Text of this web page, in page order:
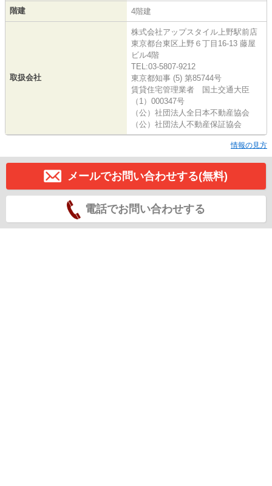
階建 4階建
取扱会社
株式会社アップスタイル上野駅前店
東京都台東区上野６丁目16-13 藤屋
ビル4階
TEL:03-5807-9212
東京都知事 (5) 第85744号
賃貸住宅管理業者 国土交通大臣
（1）000347号
（公）社団法人全日本不動産協会
（公）社団法人不動産保証協会
情報の見方
メールでお問い合わせする(無料)
電話でお問い合わせする